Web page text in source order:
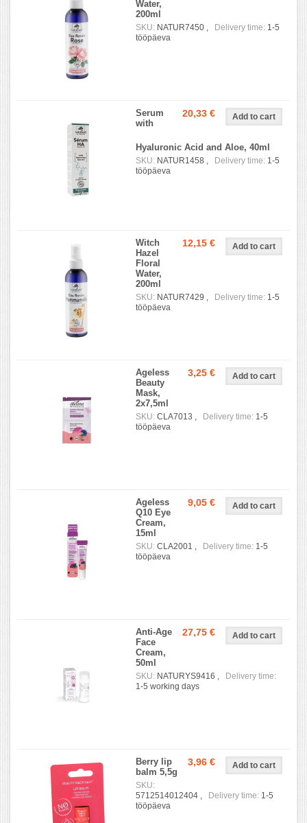
Water,
200ml
SKU: NATUR7450 , Delivery time: 1-5
tööpäeva
20,33 €
Serum
with
Hyaluronic Acid and Aloe, 40ml
SKU: NATUR1458 , Delivery time: 1-5
tööpäeva
12,15 €
Witch
Hazel
Floral
Water,
200ml
SKU: NATUR7429 , Delivery time: 1-5
tööpäeva
3,25 €
Ageless
Beauty
Mask,
2x7,5ml
SKU: CLA7013 , Delivery time: 1-5
tööpäeva
9,05 €
Ageless
Q10 Eye
Cream,
15ml
SKU: CLA2001 , Delivery time: 1-5
tööpäeva
27,75 €
Anti-Age
Face
Cream,
50ml
SKU: NATURYS9416 ,
Delivery time:
1-5 working days
3,96 €
Berry lip
balm 5,5g
SKU:
5712514012404 ,
Delivery time: 1-5
tööpäeva